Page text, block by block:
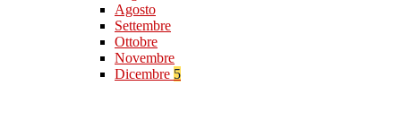
Agosto
Settembre
Ottobre
Novembre
Dicembre 5